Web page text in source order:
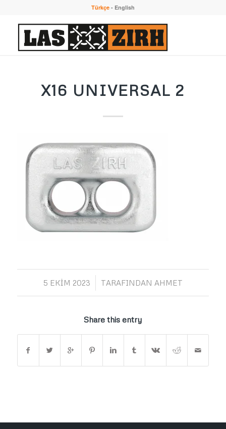
Türkçe- English
X16 UNIVERSAL 2
5 EKIM 2023
/ TARAFINDAN AHMET
Share this entry